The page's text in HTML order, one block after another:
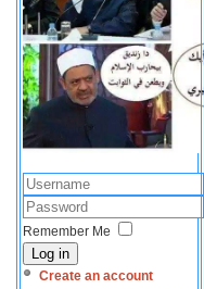
Remember Me
Log in
Create an account